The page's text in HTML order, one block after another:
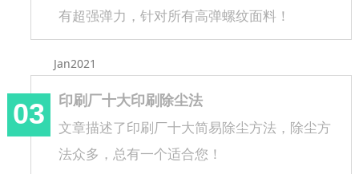
有超强弹力，针对所有高弹螺纹面料！
Jan2021
03 印刷厂十大印刷除尘法
文章描述了印刷厂十大简易除尘方法，除尘方
法众多，总有一个适合您！